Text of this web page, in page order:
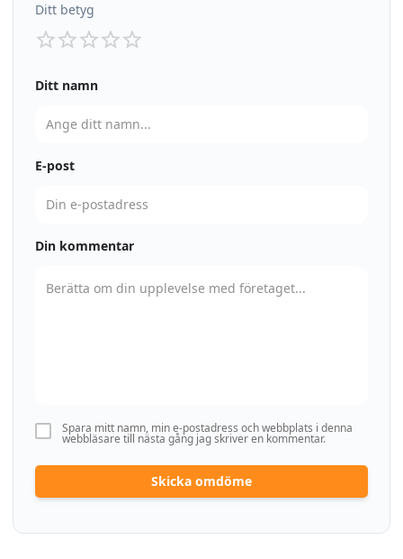
Ditt betyg
Ditt namn
E-post
Din kommentar
Spara mitt namn, min e-postadress och webbplats i denna
webbläsare till nästa gång jag skriver en kommentar.
Skicka omdöme